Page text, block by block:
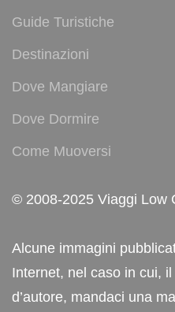
Guide Turistiche
Destinazioni
Dove Mangiare
Dove Dormire
Come Muoversi
© 2008-2025 Viaggi Low
Alcune immagini
Internet, nel caso in cui,
d’autore, mandaci una